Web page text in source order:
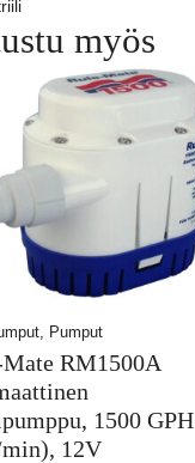
myös
Pumput
RM1500A
1500 GPH
12V